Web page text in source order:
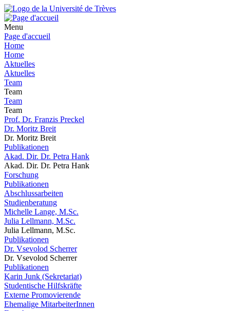
Menu
Page d'accueil
Home
Home
Aktuelles
Aktuelles
Team
Team
Team
Team
Prof. Dr. Franzis Preckel
Dr. Moritz Breit
Dr. Moritz Breit
Publikationen
Akad. Dir. Dr. Petra Hank
Akad. Dir. Dr. Petra Hank
Forschung
Publikationen
Abschlussarbeiten
Studienberatung
Michelle Lange, M.Sc.
Julia Lellmann, M.Sc.
Julia Lellmann, M.Sc.
Publikationen
Dr. Vsevolod Scherrer
Dr. Vsevolod Scherrer
Publikationen
Karin Junk (Sekretariat)
Studentische Hilfskräfte
Externe Promovierende
Ehemalige MitarbeiterInnen